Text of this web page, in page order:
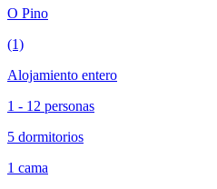
O Pino
(1)
Alojamiento entero
1 - 12 personas
5 dormitorios
1 cama